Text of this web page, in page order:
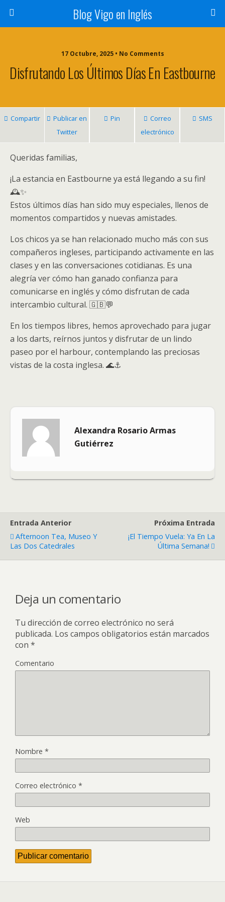
Blog Vigo en Inglés
17 Octubre, 2025 • No Comments
Disfrutando Los Últimos Días En Eastbourne
Compartir
Publicar en
Twitter
Pin
Correo
electrónico
SMS
Queridas familias,
¡La estancia en Eastbourne ya está llegando a su fin!
🕰️✨
Estos últimos días han sido muy especiales, llenos de
momentos compartidos y nuevas amistades.
Los chicos ya se han relacionado mucho más con sus
compañeros ingleses, participando activamente en las
clases y en las conversaciones cotidianas. Es una
alegría ver cómo han ganado confianza para
comunicarse en inglés y cómo disfrutan de cada
intercambio cultural. 🇬🇧💬
En los tiempos libres, hemos aprovechado para jugar
a los darts, reírnos juntos y disfrutar de un lindo
paseo por el harbour, contemplando las preciosas
vistas de la costa inglesa. 🌊⚓
Alexandra Rosario Armas
Gutiérrez
Entrada Anterior
Afternoon Tea, Museo Y
Las Dos Catedrales
Próxima Entrada
¡El Tiempo Vuela: Ya En La
Última Semana!
Deja un comentario
Tu dirección de correo electrónico no será
publicada. Los campos obligatorios están marcados
con *
Comentario
Nombre *
Correo electrónico *
Web